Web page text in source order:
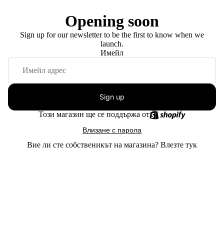
Opening soon
Sign up for our newsletter to be the first to know when we
launch.
Имейл
Sign up
Този магазин ще се поддържа от
Влизане с парола
Вие ли сте собственикът на магазина? Влезте тук